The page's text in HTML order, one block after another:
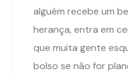
alguém recebe um
herança, entra em
que muita gente
bolso se não for